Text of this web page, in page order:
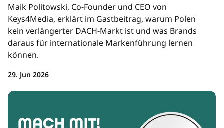
Maik Politowski, Co-Founder und CEO von
Keys4Media, erklärt im Gastbeitrag, warum Polen
kein verlängerter DACH-Markt ist und was Brands
daraus für internationale Markenführung lernen
können.
29. Jun 2026